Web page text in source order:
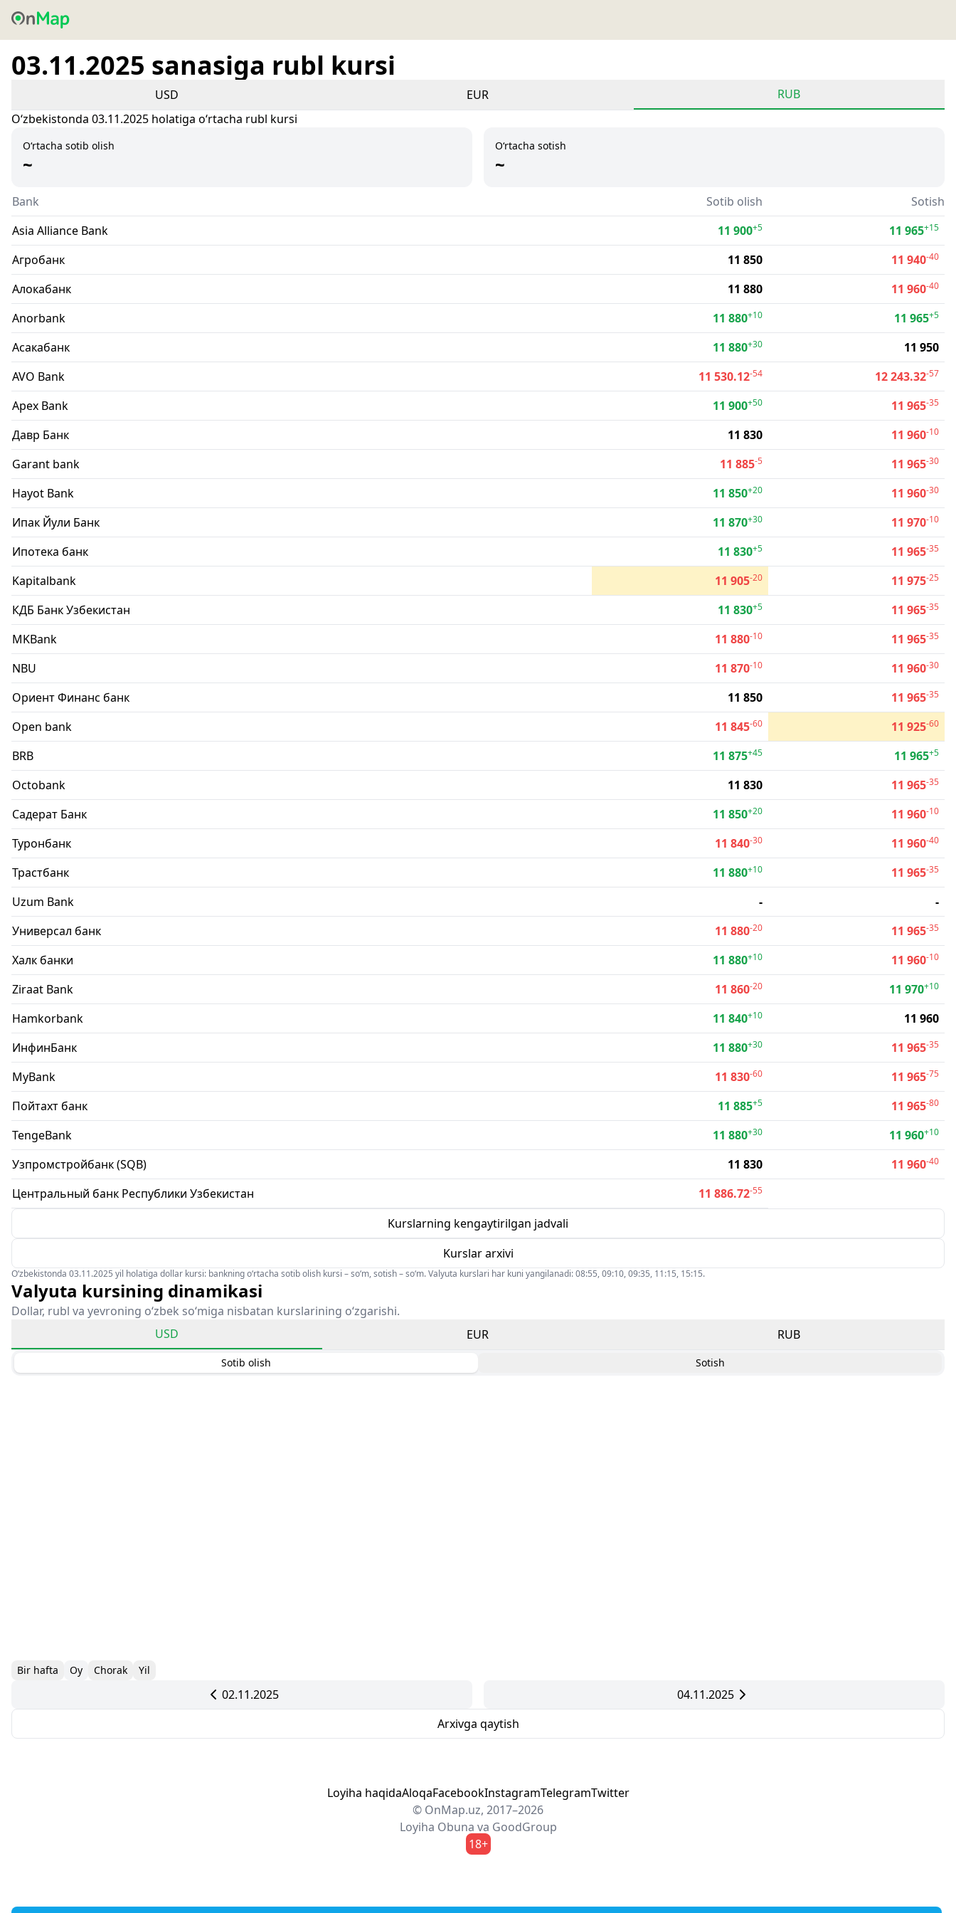
03.11.2025 sanasiga rubl kursi
USD EUR
RUB
Oʻzbekistonda 03.11.2025 holatiga oʻrtacha rubl kursi
O‘rtacha sotib olish
~
O‘rtacha sotish
~
Bank Sotib olish
Sotish
Asia Alliance Bank
11 900+5 11 965+15
Агробанк 11 850 11 940-40
Алокабанк 11 880 11 960-40
Anorbank 11 880+10 11 965+5
Асакабанк 11 880+30
11 950
AVO Bank
11 530.12-54 12 243.32-57
Apex Bank 11 900+50 11 965-35
Давр Банк 11 830 11 960-10
Garant bank 11 885-5 11 965-30
Hayot Bank 11 850+20 11 960-30
Ипак Йули Банк 11 870+30 11 970-10
Ипотека банк 11 830+5 11 965-35
Kapitalbank 11 905-20 11 975-25
КДБ Банк Узбекистан 11 830+5 11 965-35
MKBank 11 880-10 11 965-35
NBU 11 870-10 11 960-30
Ориент Финанс банк 11 850 11 965-35
Open bank 11 845-60 11 925-60
BRB 11 875+45 11 965+5
Octobank 11 830 11 965-35
Садерат Банк 11 850+20 11 960-10
Туронбанк 11 840-30 11 960-40
Трастбанк 11 880+10 11 965-35
Uzum Bank -
-
Универсал банк
11 880-20 11 965-35
Халк банки 11 880+10 11 960-10
Ziraat Bank 11 860-20 11 970+10
Hamkorbank 11 840+10
11 960
ИнфинБанк
11 880+30 11 965-35
MyBank 11 830-60 11 965-75
Пойтахт банк 11 885+5 11 965-80
TengeBank 11 880+30 11 960+10
Узпромстройбанк (SQB) 11 830 11 960-40
Центральный банк Республики Узбекистан 11 886.72-55
Kurslarning kengaytirilgan jadvali
Kurslar arxivi
O‘zbekistonda 03.11.2025 yil holatiga dollar kursi: bankning o‘rtacha sotib olish kursi – so‘m, sotish – so‘m. Valyuta kurslari har kuni yangilanadi: 08:55, 09:10, 09:35, 11:15, 15:15.
Valyuta kursining dinamikasi
Dollar, rubl va yevroning o‘zbek so‘miga nisbatan kurslarining o‘zgarishi.
USD
EUR RUB
Sotib olish Sotish
Bir hafta Oy Chorak Yil
02.11.2025
04.11.2025
Arxivga qaytish
Loyiha haqidaAloqaFacebookInstagramTelegramTwitter
© OnMap.uz, 2017–2026
Loyiha Obuna va GoodGroup
18+